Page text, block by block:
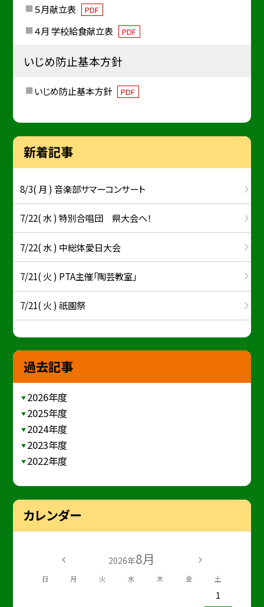
５月献立表 PDF
４月 学校給食献立表 PDF
いじめ防止基本方針
いじめ防止基本方針 PDF
新着記事
8/3( 月 ) 音楽部サマーコンサート
7/22( 水 ) 特別合唱団 県大会へ！
7/22( 水 ) 中総体愛日大会
7/21( 火 ) PTA主催「陶芸教室」
7/21( 火 ) 祇園祭
過去記事
2026年度
2025年度
2024年度
2023年度
2022年度
カレンダー
2026年8月
日 月 火 水 木 金 土
1